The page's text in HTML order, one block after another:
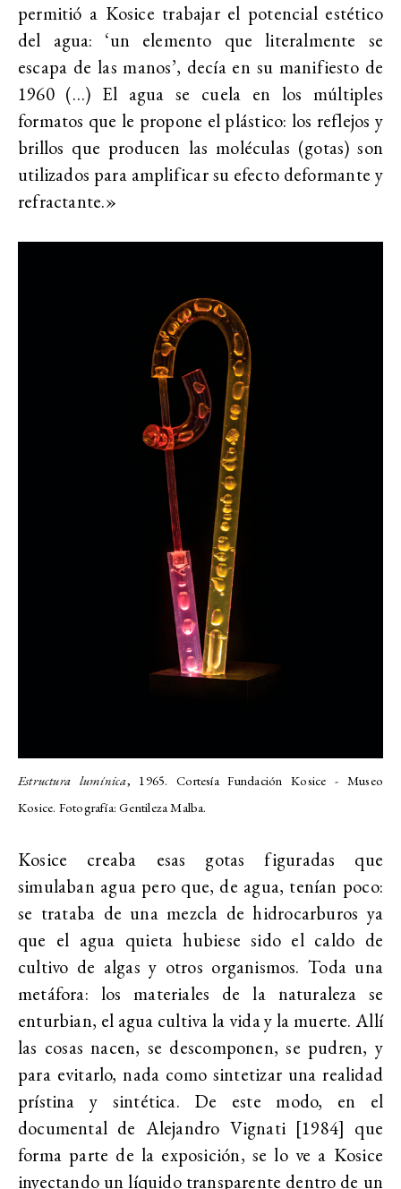
permitió a Kosice trabajar el potencial estético
del agua: ‘un elemento que literalmente se
escapa de las manos’, decía en su manifiesto de
1960 (…) El agua se cuela en los múltiples
formatos que le propone el plástico: los reflejos y
brillos que producen las moléculas (gotas) son
utilizados para amplificar su efecto deformante y
refractante.»
Estructura lumínica, 1965. Cortesía Fundación Kosice - Museo
Kosice. Fotografía: Gentileza Malba.
Kosice creaba esas gotas figuradas que
simulaban agua pero que, de agua, tenían poco:
se trataba de una mezcla de hidrocarburos ya
que el agua quieta hubiese sido el caldo de
cultivo de algas y otros organismos. Toda una
metáfora: los materiales de la naturaleza se
enturbian, el agua cultiva la vida y la muerte. Allí
las cosas nacen, se descomponen, se pudren, y
para evitarlo, nada como sintetizar una realidad
prístina y sintética. De este modo, en el
documental de Alejandro Vignati [1984] que
forma parte de la exposición, se lo ve a Kosice
inyectando un líquido transparente dentro de un